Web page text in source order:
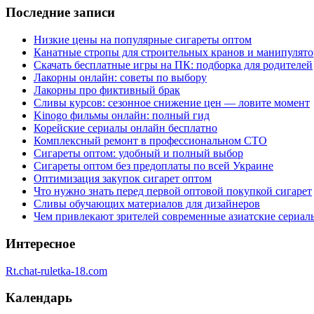
Последние записи
Низкие цены на популярные сигареты оптом
Канатные стропы для строительных кранов и
Скачать бесплатные игры на ПК: подборка для родителей
Лакорны онлайн: советы по выбору
Лакорны про фиктивный брак
Сливы курсов: сезонное снижение цен — ловите момент
Kinogo фильмы онлайн: полный гид
Корейские сериалы онлайн бесплатно
Комплексный ремонт в профессиональном СТО
Сигареты оптом: удобный и полный выбор
Сигареты оптом без предоплаты по всей Украине
Оптимизация закупок сигарет оптом
Что нужно знать перед первой оптовой покупкой сигарет
Сливы обучающих материалов для дизайнеров
Чем привлекают зрителей современные азиатские
Интересное
Rt.chat-ruletka-18.com
Календарь